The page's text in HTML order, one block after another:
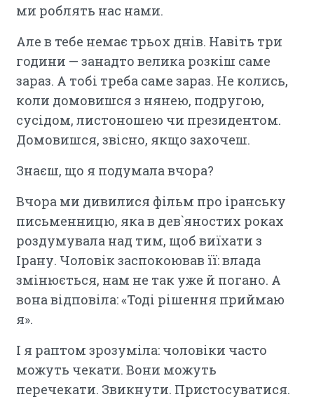
ми роблять нас нами.
Але в тебе немає трьох днів. Навіть три
години — занадто велика розкіш саме
зараз. А тобі треба саме зараз. Не колись,
коли домовишся з нянею, подругою,
сусідом, листоношею чи президентом.
Домовишся, звісно, якщо захочеш.
Знаєш, що я подумала вчора?
Вчора ми дивилися фільм про іранську
письменницю, яка в дев`яностих роках
роздумувала над тим, щоб виїхати з
Ірану. Чоловік заспокоював її: влада
змінюється, нам не так уже й погано. А
вона відповіла: «Тоді рішення приймаю
я».
І я раптом зрозуміла: чоловіки часто
можуть чекати. Вони можуть
перечекати. Звикнути. Пристосуватися.